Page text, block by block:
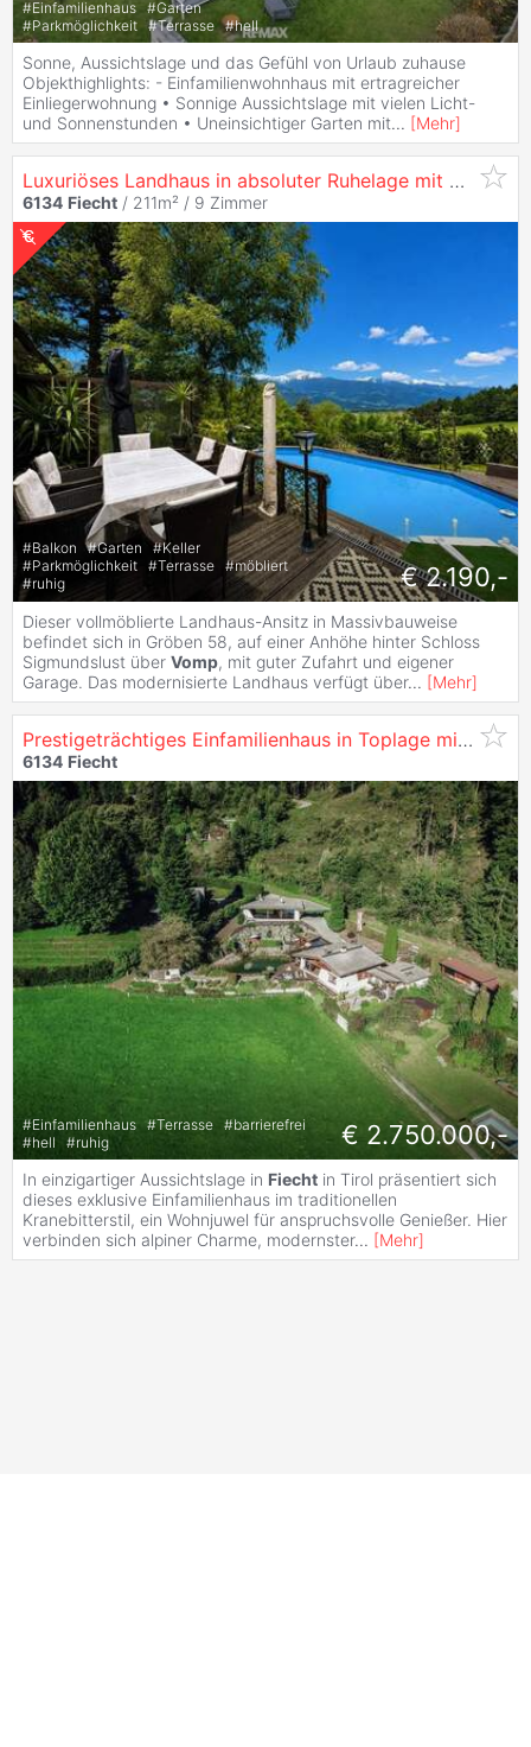
#Einfamilienhaus #Garten
#Parkmöglichkeit #Terrasse #hell
Sonne, Aussichtslage und das Gefühl von Urlaub zuhause
Objekthighlights: - Einfamilienwohnhaus mit ertragreicher
Einliegerwohnung • Sonnige Aussichtslage mit vielen Licht-
und Sonnenstunden • Uneinsichtiger Garten mit... [Mehr]
Luxuriöses Landhaus in absoluter Ruhelage mit Pool, Sauna, 1185 m2 Garten und atemberaubendem Ausblick über das Inntal
6134 Fiecht / 211m² / 9 Zimmer
#Balkon #Garten #Keller
#Parkmöglichkeit #Terrasse #möbliert
#ruhig € 2.190,-
Dieser vollmöblierte Landhaus-Ansitz in Massivbauweise
befindet sich in Gröben 58, auf einer Anhöhe hinter Schloss
Sigmundslust über Vomp, mit guter Zufahrt und eigener
Garage. Das modernisierte Landhaus verfügt über... [Mehr]
Prestigeträchtiges Einfamilienhaus in Toplage mit Freizeitwohnsitzwidmung zu
6134 Fiecht
#Einfamilienhaus #Terrasse #barrierefrei
#hell #ruhig € 2.750.000,-
In einzigartiger Aussichtslage in Fiecht in Tirol präsentiert sich
dieses exklusive Einfamilienhaus im traditionellen
Kranebitterstil, ein Wohnjuwel für anspruchsvolle Genießer. Hier
verbinden sich alpiner Charme, modernster... [Mehr]